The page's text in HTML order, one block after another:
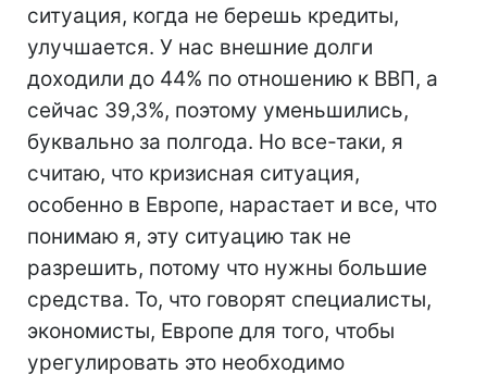
ситуация, когда не берешь кредиты,
улучшается. У нас внешние долги
доходили до 44% по отношению к ВВП, а
сейчас 39,3%, поэтому уменьшились,
буквально за полгода. Но все-таки, я
считаю, что кризисная ситуация,
особенно в Европе, нарастает и все, что
понимаю я, эту ситуацию так не
разрешить, потому что нужны большие
средства. То, что говорят специалисты,
экономисты, Европе для того, чтобы
урегулировать это необходимо